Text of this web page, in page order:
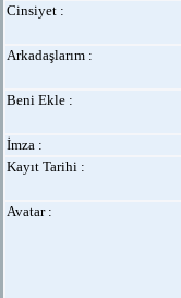
Cinsiyet :
Arkadaşlarım :
Beni Ekle :
İmza :
Kayıt Tarihi :
Avatar :